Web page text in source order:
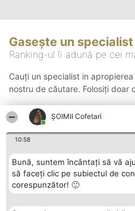
ȘOIMII Cofetari
10:58
Bună, suntem încântați să vă
să faceți clic pe subiectul de
corespunzător! 🙂
Gasește un specialist
Ranking-ul îi adună pe cei
Cauți un specialist in
nostru de căutare. Folosiți doar